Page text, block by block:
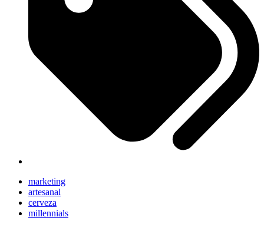
marketing
artesanal
cerveza
millennials